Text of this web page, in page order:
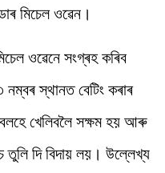
মিচেল ওৱেন।
ওৱেনে সংগ্ৰহ কৰিব
স্থানত বেটিং কৰাৰ
খেলিবলৈ সক্ষম হয় আৰু
তুলি দি বিদায় লয়। উল্লেখ্য